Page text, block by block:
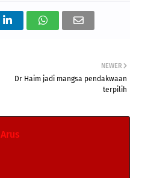
NEWER
Dr Haim jadi mangsa pendakwaan
terpilih
Arus